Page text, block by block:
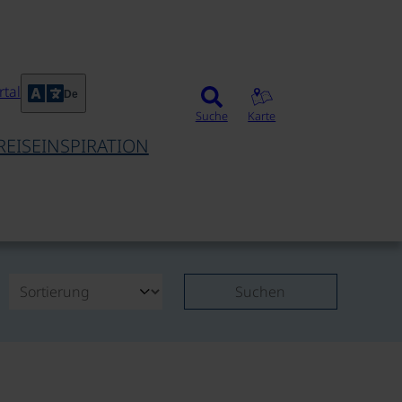
De
Suche Karte
Suchen